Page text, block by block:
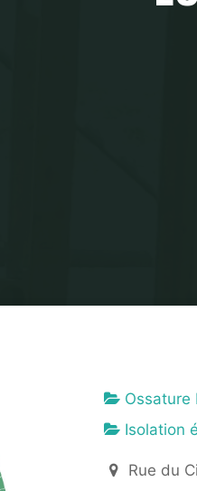
Ossature
Isolation
Rue du